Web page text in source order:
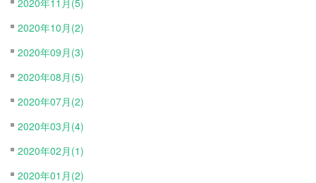
2020年10月(2)
2020年09月(3)
2020年08月(5)
2020年07月(2)
2020年03月(4)
2020年02月(1)
2020年01月(2)